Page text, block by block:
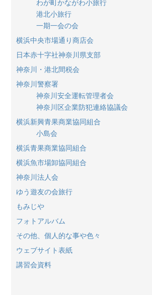
わが町かながわ小旅行
港北小旅行
一期一会の会
横浜中央市場通り商店会
日本赤十字社神奈川県支部
神奈川・港北間税会
神奈川警察署
神奈川安全運転管理者会
神奈川区企業防犯連絡協議会
横浜新興青果商業協同組合
小島会
横浜青果商業協同組合
横浜魚市場卸協同組合
神奈川法人会
ゆう遊友の会旅行
もみじや
フォトアルバム
その他、個人的な事や色々
ウェブサイト表紙
講習会資料